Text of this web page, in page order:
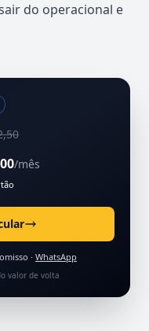
do operacional e
/mês
· WhatsApp
valor de volta